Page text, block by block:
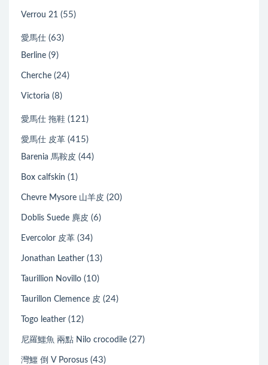
Verrou 21 (55)
愛馬仕 (63)
Berline (9)
Cherche (24)
Victoria (8)
愛馬仕 拖鞋 (121)
愛馬仕 皮革 (415)
Barenia 馬鞍皮 (44)
Box calfskin (1)
Chevre Mysore 山羊皮 (20)
Doblis Suede 麂皮 (6)
Evercolor 皮革 (34)
Jonathan Leather (13)
Taurillion Novillo (10)
Taurillon Clemence 皮 (24)
Togo leather (12)
尼羅鱷魚 兩點 Nilo crocodile (27)
灣鱷 倒 V Porosus (43)